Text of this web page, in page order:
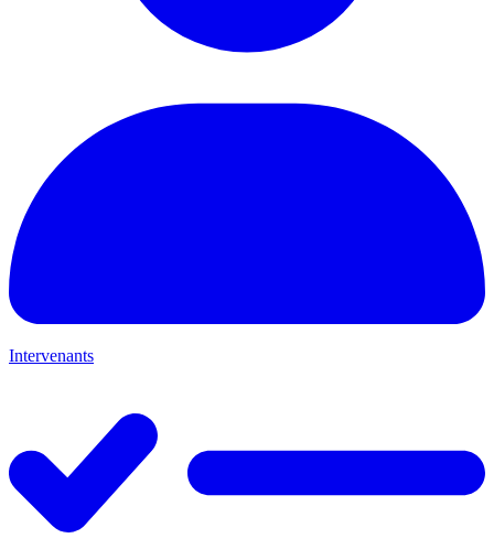
Intervenants